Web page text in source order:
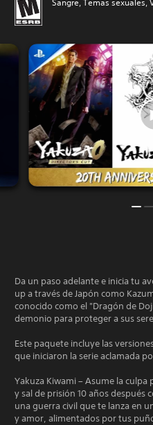
Sangre, Temas sexuales,
Da un paso adelante e inicia tu
up a través de Japón como
conocido como el "Dragón de
demonio para proteger a sus
Este paquete incluye las
que iniciaron la serie aclamada
Yakuza Kiwami – Asume la
y sal de prisión 10 años después
una guerra civil que te lanza en
y amor, alimentados por tus